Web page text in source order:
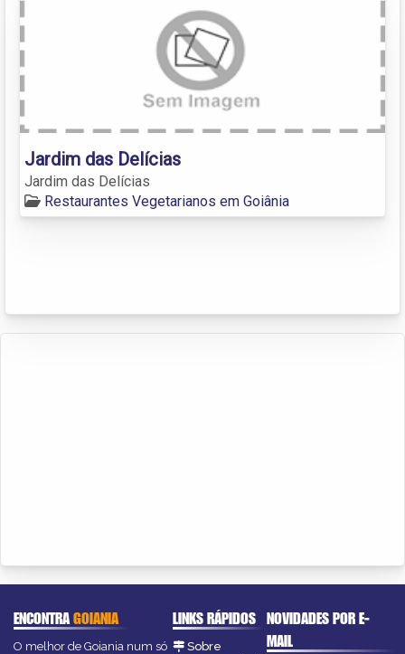
Jardim das Delícias
Jardim das Delícias
Restaurantes Vegetarianos em Goiânia
ENCONTRAGOIANIA
O melhor de Goiania num só
LINKS RÁPIDOS
Sobre
NOVIDADES POR E-
MAIL